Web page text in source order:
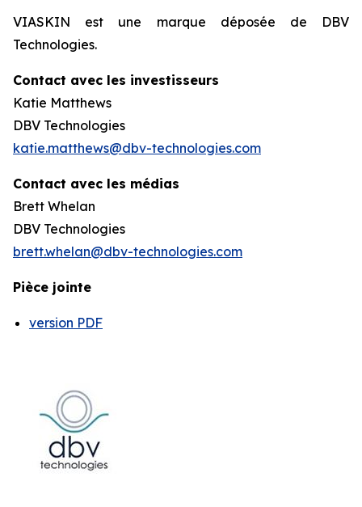
VIASKIN est une marque déposée de DBV
Technologies.
Contact avec les investisseurs
Katie Matthews
DBV Technologies
katie.matthews@dbv-technologies.com
Contact avec les médias
Brett Whelan
DBV Technologies
brett.whelan@dbv-technologies.com
Pièce jointe
version PDF